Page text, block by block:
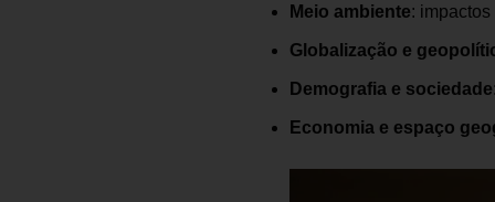
Meio ambiente:
Globalização e
Demografia e sociedade
Economia e espaço